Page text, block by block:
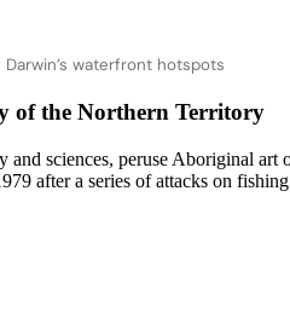
waterfront hotspots
of the Northern Territory
and sciences, peruse Aboriginal
after a series of attacks on